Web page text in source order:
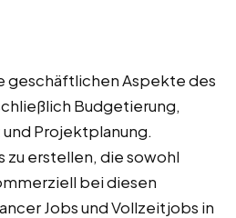
geschäftlichen Aspekte des
Budgetierung,
Projektplanung.
zu erstellen, die sowohl
bei diesen
Jobs und Vollzeitjobs in